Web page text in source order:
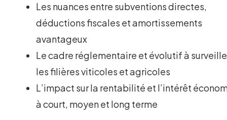
Les nuances entre subventions directes,
déductions fiscales et amortissements
avantageux
Le cadre réglementaire et évolutif à
les filières viticoles et agricoles
L’impact sur la rentabilité et l’intérêt
à court, moyen et long terme